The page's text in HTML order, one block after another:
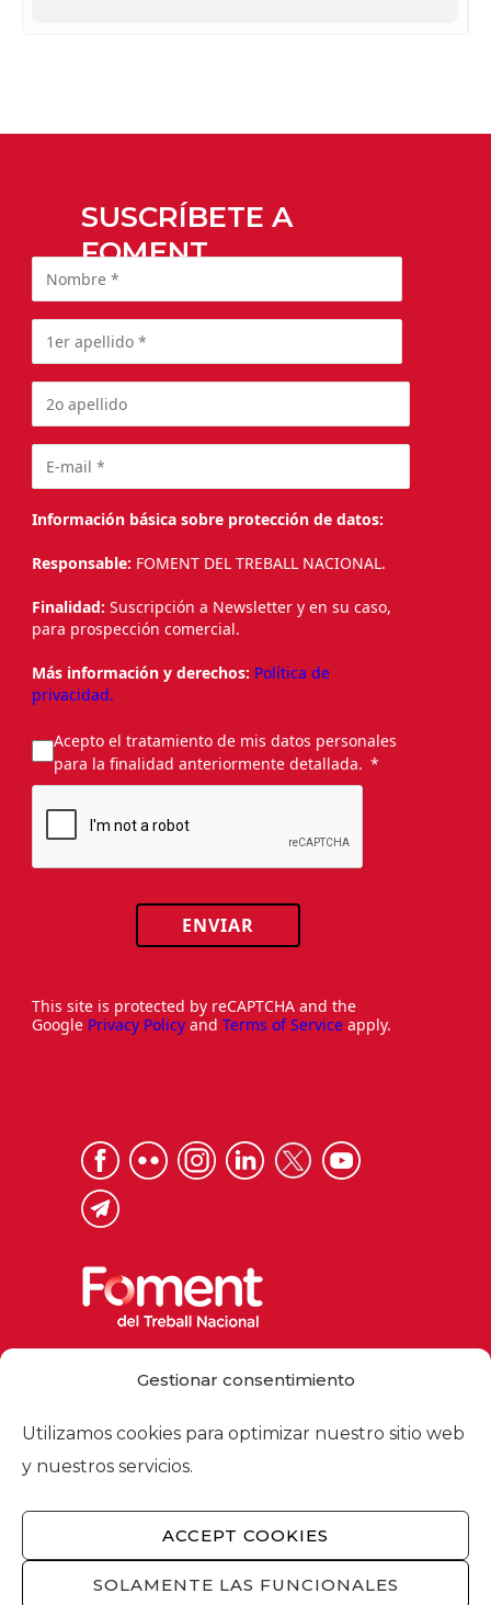
Gestionar consentimiento
Utilizamos cookies para optimizar nuestro sitio web
y nuestros servicios.
ACCEPT COOKIES
SOLAMENTE LAS FUNCIONALES
SUSCRÍBETE A
FOMENT
Información básica sobre protección de datos:
Responsable: FOMENT DEL TREBALL NACIONAL.
Finalidad: Suscripción a Newsletter y en su caso,
para prospección comercial.
Más información y derechos: Política de
privacidad.
Acepto el tratamiento de mis datos personales
para la finalidad anteriormente detallada.
ENVIAR
This site is protected by reCAPTCHA and the
Google Privacy Policy and Terms of Service apply.
foment@foment.com
© 2026 - Foment del Treball Nacional